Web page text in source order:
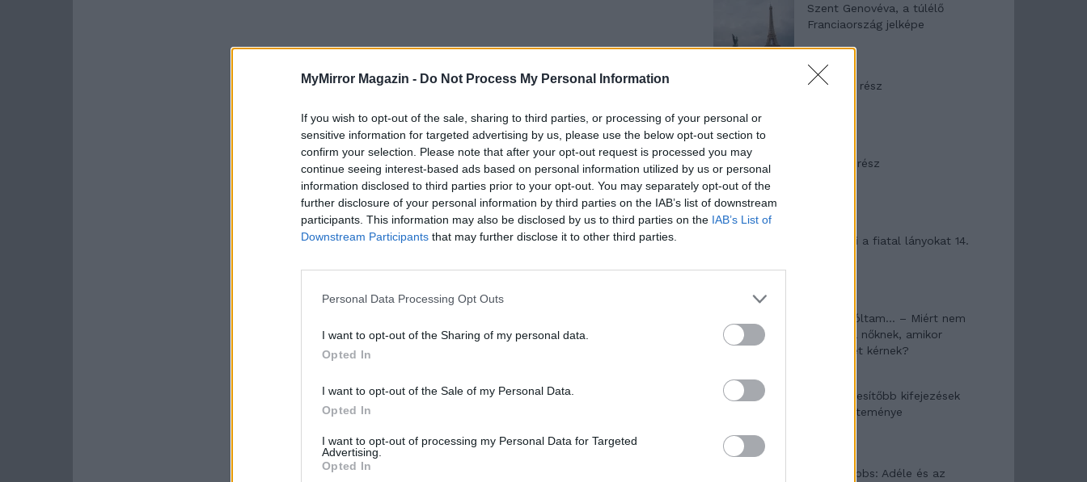
MyMirror Magazin - Do Not Process My Personal Information
If you wish to opt-out of the sale, sharing to third parties, or processing of your personal or
sensitive information for targeted advertising by us, please use the below opt-out section to
confirm your selection. Please note that after your opt-out request is processed you may
continue seeing interest-based ads based on personal information utilized by us or personal
information disclosed to third parties prior to your opt-out. You may separately opt-out of the
further disclosure of your personal information by third parties on the IAB’s list of downstream
participants. This information may also be disclosed by us to third parties on the IAB’s List of
Downstream Participants that may further disclose it to other third parties.
Personal Data Processing Opt Outs
I want to opt-out of the Sharing of my personal data.
Opted In
I want to opt-out of the Sale of my Personal Data.
Opted In
I want to opt-out of processing my Personal Data for Targeted
Advertising.
Opted In
Szent Genovéva, a túlélő
Franciaország jelképe
Minka 12. rész
Minka 11. rész
T. szereti a fiatal lányokat 14.
Pedig szóltam… – Miért nem
hiszünk a nőknek, amikor
segítséget kérnek?
A legidegesítőbb kifejezések
laza gyűjteménye
Elyna Robbs: Adéle és az